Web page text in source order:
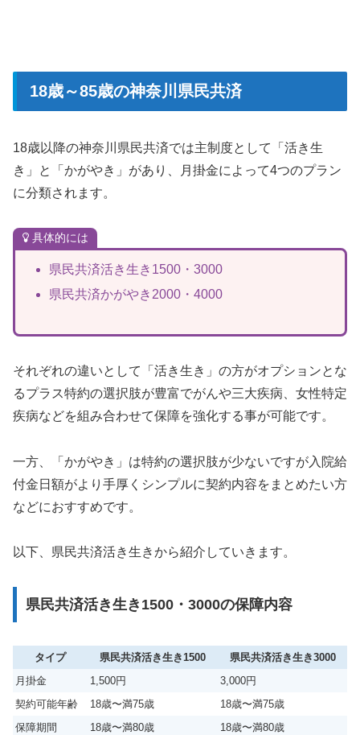
18歳～85歳の神奈川県民共済
18歳以降の神奈川県民共済では主制度として「活き生
き」と「かがやき」があり、月掛金によって4つのプラン
に分類されます。
具体的には
県民共済活き生き1500・3000
県民共済かがやき2000・4000
それぞれの違いとして「活き生き」の方がオプションとな
るプラス特約の選択肢が豊富でがんや三大疾病、女性特定
疾病などを組み合わせて保障を強化する事が可能です。
一方、「かがやき」は特約の選択肢が少ないですが入院給
付金日額がより手厚くシンプルに契約内容をまとめたい方
などにおすすめです。
以下、県民共済活き生きから紹介していきます。
県民共済活き生き1500・3000の保障内容
タイプ 県民共済活き生き1500
県民共済活き生き3000
月掛金
1,500円
3,000円
契約可能年齢
18歳〜満75歳
18歳〜満75歳
保障期間
18歳〜満80歳 18歳〜満80歳